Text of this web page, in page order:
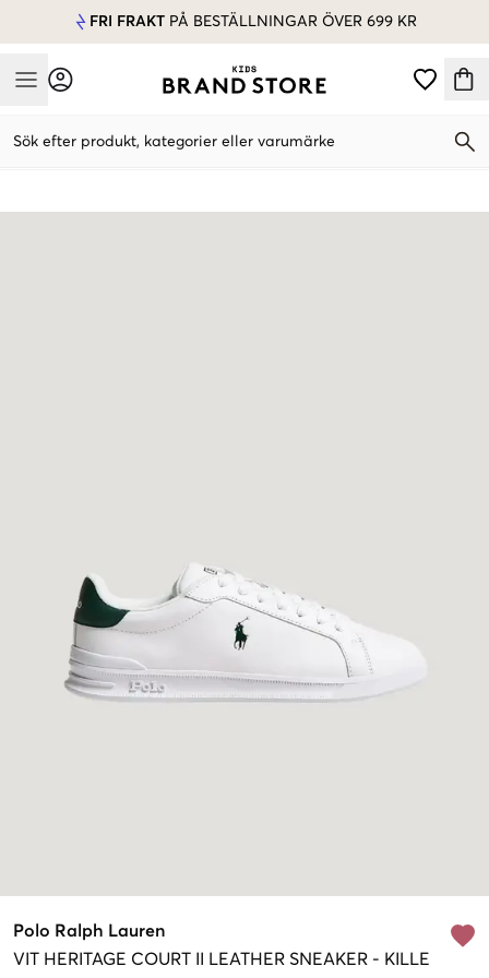
FRI FRAKT PÅ BESTÄLLNINGAR ÖVER 699 KR
Mobile Menu
Sök efter produkt, kategorier eller varumärke
Polo Ralph Lauren
VIT HERITAGE COURT II LEATHER SNEAKER - KILLE